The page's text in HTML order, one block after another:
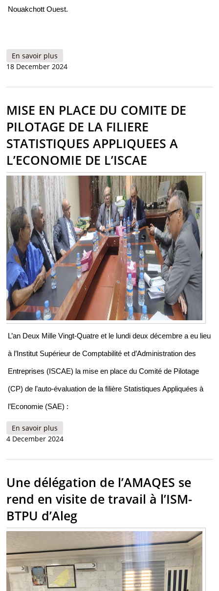
Nouakchott Ouest.
En savoir plus
formation en assurance qualité des évaluations
18 December 2024
MISE EN PLACE DU COMITE DE
PILOTAGE DE LA FILIERE
STATISTIQUES APPLIQUEES A
L’ECONOMIE DE L’ISCAE
L’an Deux Mille Vingt-Quatre et le lundi deux décembre a eu lieu
à l’Institut Supérieur de Comptabilité et d’Administration des
Entreprises (ISCAE) la mise en place du Comité de Pilotage
(CP) de l’auto-évaluation de la filière Statistiques Appliquées à
l’Economie (SAE) :
En savoir plus
PILOTAGE DE LA FILIERE STATISTIQUES
4 December 2024
Une délégation de l’AMAQES se
rend en visite de travail à l’ISM-
BTPU d’Aleg